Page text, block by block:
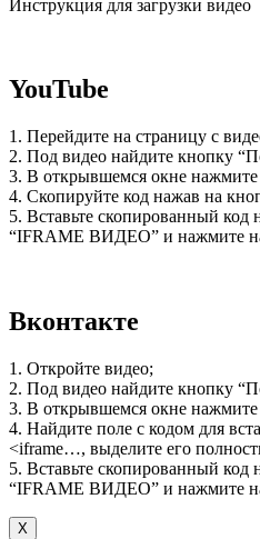
Инструкция для загрузки видео
YouTube
1. Перейдите на страницу с
2. Под видео найдите кнопку
3. В открывшемся окне нажмите
4. Скопируйте код нажав на
5. Вставьте скопированный код
“IFRAME ВИДЕО” и нажмите
Вконтакте
1. Откройте видео;
2. Под видео найдите кнопку
3. В открывшемся окне нажмите
4. Найдите поле с кодом для
<iframe…, выделите его
5. Вставьте скопированный код
“IFRAME ВИДЕО” и нажмите
Х